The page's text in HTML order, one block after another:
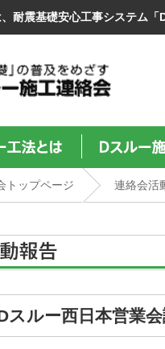
耐震基礎安心工事システム「
トップページ 連絡会活
スルー西日本営業